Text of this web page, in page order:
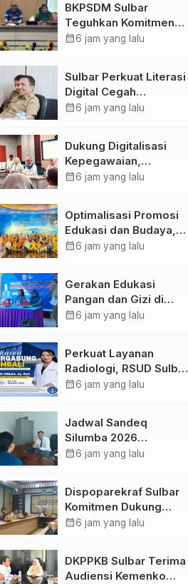
BKPSDM Sulbar
Teguhkan Komitmen
Pengembangan
Penandatanganan
Perjanjian Tugas
Belajar 2026
calendar_month6 jam yang lalu
Sulbar Perkuat Literasi
Digital Cegah
Kejahatan Love
calendar_month6 jam yang lalu
Dukung Digitalisasi
Kepegawaian,
DPMPTSP Sulbar Siap
calendar_month6 jam yang lalu
Optimalisasi Promosi
Edukasi dan Budaya,
Anjungan Provinsi
Bersama Sky World
TMII
calendar_month6 jam yang lalu
Gerakan Edukasi
Pangan dan Gizi di
Mamasa: Tingkatkan
dalam Pemenuhan Gizi
calendar_month6 jam yang lalu
Perkuat Layanan
Radiologi, RSUD Sulbar
Sambut Kembali dr. Iis
calendar_month6 jam yang lalu
Jadwal Sandeq
Silumba 2026
Disesuaikan,
Tetap Dimatangkan
calendar_month6 jam yang lalu
Dispoparekraf Sulbar
Komitmen Dukung
Penyusunan RAD
calendar_month6 jam yang lalu
DKPPKB Sulbar Terima
Audiensi Kemenko